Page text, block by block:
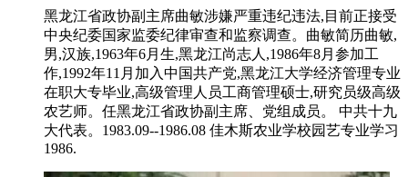
黑龙江省政协副主席曲敏涉嫌严重违纪违法,目前正接受
中央纪委国家监委纪律审查和监察调查。曲敏简历曲敏,
男,汉族,1963年6月生,黑龙江尚志人,1986年8月参加工
作,1992年11月加入中国共产党,黑龙江大学经济管理专业
在职大专毕业,高级管理人员工商管理硕士,研究员级高级
农艺师。任黑龙江省政协副主席、党组成员。 中共十九
大代表。1983.09--1986.08 佳木斯农业学校园艺专业学习
1986.